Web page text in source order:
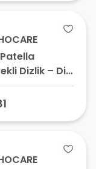
Patella
Dizlik – Diz
Destekli
Diz